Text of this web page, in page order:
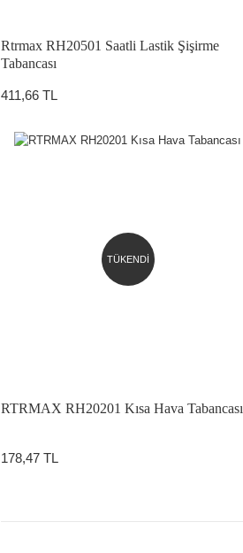
Rtrmax RH20501 Saatli Lastik Şişirme
Tabancası
411,66 TL
TÜKENDİ
RTRMAX RH20201 Kısa Hava Tabancası
178,47 TL